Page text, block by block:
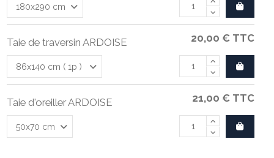
Taie de traversin ARDOISE 20,00 € TTC
Taie d'oreiller ARDOISE 21,00 € TTC